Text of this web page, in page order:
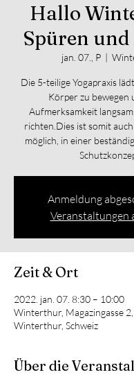
Hallo
Spüren
jan. 07., P
  |
Die 5-teilige Yogapraxis
Körper zu bewegen
Aufmerksamkeit
richten.Dies ist somit
möglich, in einer
Anmeldung
Veranstaltungen
Zeit & Ort
2022. jan. 07. 8:30 – 10:00
Winterthur, Magazingasse
Winterthur, Schweiz
Über die